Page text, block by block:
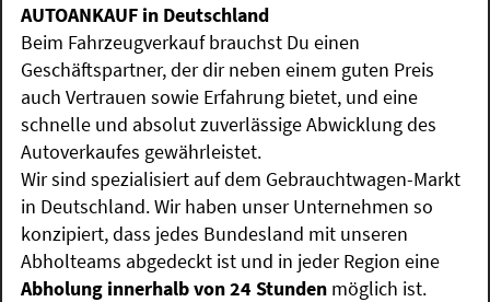
AUTOANKAUF in Deutschland
Beim Fahrzeugverkauf brauchst Du einen
Geschäftspartner, der dir neben einem guten Preis
auch Vertrauen sowie Erfahrung bietet, und eine
schnelle und absolut zuverlässige Abwicklung des
Autoverkaufes gewährleistet.
Wir sind spezialisiert auf dem Gebrauchtwagen-Markt
in Deutschland. Wir haben unser Unternehmen so
konzipiert, dass jedes Bundesland mit unseren
Abholteams abgedeckt ist und in jeder Region eine
Abholung innerhalb von 24 Stunden möglich ist.